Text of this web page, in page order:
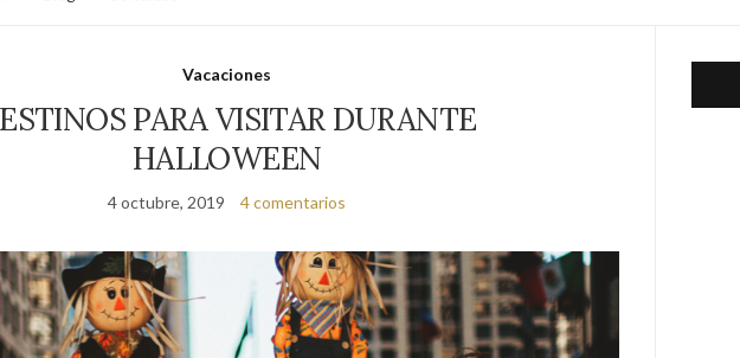
Vacaciones
PARA VISITAR DURANTE
HALLOWEEN
4 octubre, 2019 4 comentarios